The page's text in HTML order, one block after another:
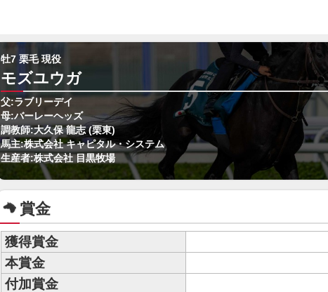
牡7 栗毛 現役
モズユウガ
父:ラブリーデイ
母:バーレーヘッズ
調教師:大久保 龍志 (栗東)
馬主:株式会社 キャピタル・システム
生産者:株式会社 目黒牧場
賞金
獲得賞金
本賞金
付加賞金